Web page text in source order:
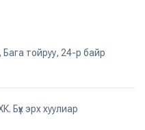
Бага тойруу, 24-р байр
Бүх эрх хуулиар